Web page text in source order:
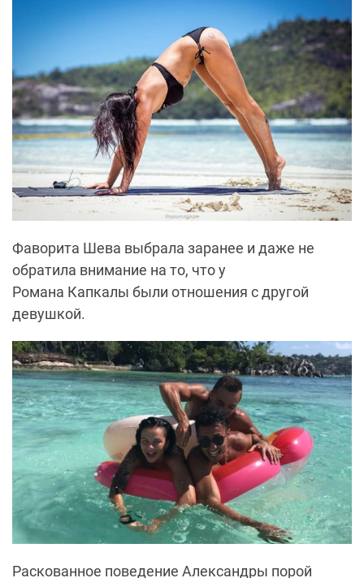
Фаворита Шева выбрала заранее и даже не
обратила внимание на то, что у
Романа Капкалы были отношения с другой
девушкой.
Раскованное поведение Александры порой